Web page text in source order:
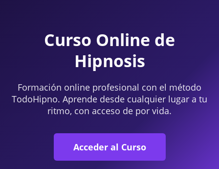
Curso Online de
Hipnosis
Formación online profesional con el método
TodoHipno. Aprende desde cualquier lugar a tu
ritmo, con acceso de por vida.
Acceder al Curso